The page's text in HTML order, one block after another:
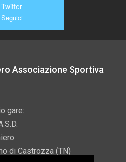
Twitter
Seguici
Associazione Sportiva
gare:
di Castrozza (TN)